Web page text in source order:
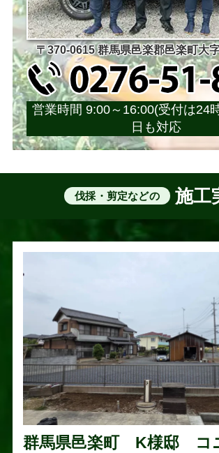
〒370-0615 群馬県邑楽郡邑楽町大
営業時間 9:00～16:00(受付は24
日も対応
伐採・剪定などの 施工
群馬県邑楽町 K様邸 コ